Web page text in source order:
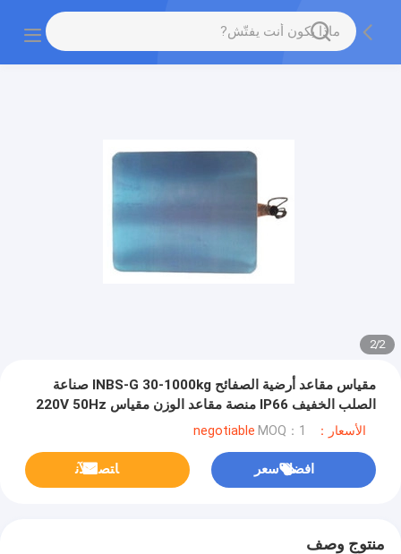
2
/
2
مقياس مقاعد أرضية الصفائح INBS-G 30-1000kg صناعة
الصلب الخفيف IP66 منصة مقاعد الوزن مقياس 220V 50Hz
IP65
الأسعار：negotiable MOQ：1
افضل سعر ﺎﺘﺼﻟ ﺍﻶﻧ
منتوج وصف